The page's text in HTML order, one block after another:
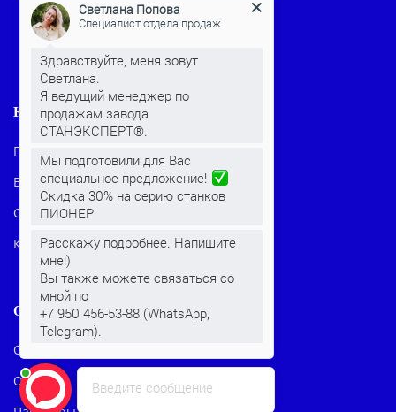
КЛИЕНТАМ
Преимущества станков
Видео
Статьи
Контакты
О КОМПАНИИ
О нас
Отзывы
Введите сообщение
Светлана Попова
Специалист отдела продаж
Здравствуйте, меня зовут
Светлана.
Я ведущий менеджер по
продажам завода
СТАНЭКСПЕРТ®.
Мы подготовили для Вас
специальное предложение!
Скидка 30% на серию станков
ПИОНЕР
Расскажу подробнее. Напишите
мне!)
Вы также можете связаться со
мной по
+7 950 456-53-88 (WhatsApp,
Telegram).